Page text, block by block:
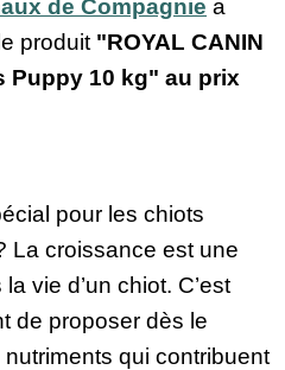
de Compagnie a
produit "ROYAL CANIN
Puppy 10 kg" au prix
pour les chiots
La croissance est une
vie d’un chiot. C’est
de proposer dès le
qui contribuent